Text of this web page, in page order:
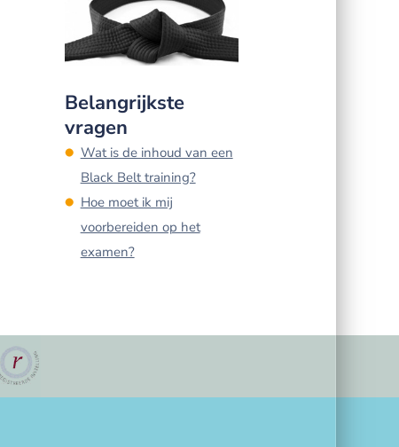
Belangrijkste
vragen
Wat is de inhoud van een
Black Belt training?
Hoe moet ik mij
voorbereiden op het
examen?